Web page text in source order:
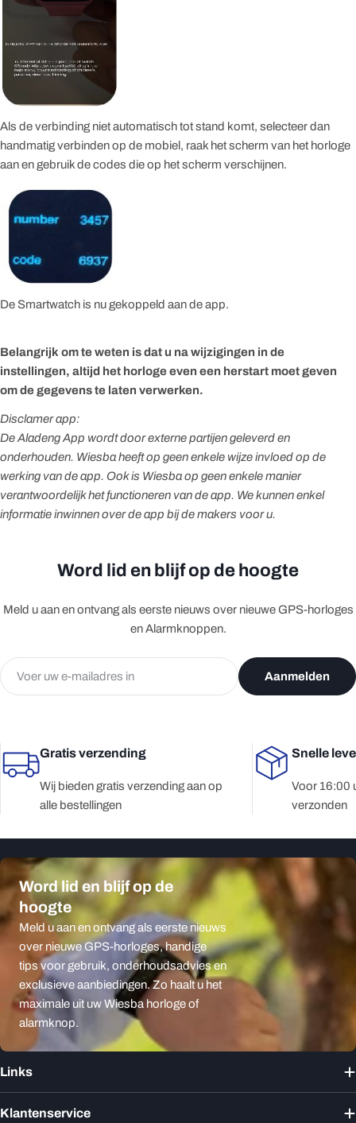
Als de verbinding niet automatisch tot stand komt, selecteer dan
handmatig verbinden op de mobiel, raak het scherm van het horloge
aan en gebruik de codes die op het scherm verschijnen.
De Smartwatch is nu gekoppeld aan de app.
Belangrijk om te weten is dat u na wijzigingen in de
instellingen, altijd het horloge even een herstart moet geven
om de gegevens te laten verwerken.
Disclamer app:
De Aladeng App wordt door externe partijen geleverd en
onderhouden. Wiesbaheeft op geen enkele wijze invloed op de
werking van de app. Ook is Wiesba op geen enkele manier
verantwoordelijk het functioneren van de app. We kunnen enkel
informatie inwinnen over de app bij de makers voor u.
Word lid en blijf op de hoogte
Meld u aan en ontvang als eerste nieuws over nieuwe GPS-horloges
en Alarmknoppen.
E-
mail
Aanmelden
Gratis verzending
Wij bieden gratis verzending aan op
alle bestellingen
Snelle
Voor 16:00
verzonden
Word lid en blijf op de
hoogte
Meld u aan en ontvang als eerste nieuws
over nieuwe GPS-horloges, handige
tips voor gebruik, onderhoudsadvies en
exclusieve aanbiedingen. Zo haalt u het
maximale uit uw Wiesba horloge of
alarmknop.
Links
Klantenservice